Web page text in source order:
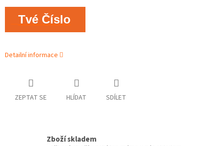
Tvé Číslo
Detailní informace
ZEPTAT SE HLÍDAT SDÍLET
Zboží skladem